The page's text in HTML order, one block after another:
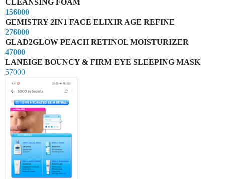
CLEANSING FOAM
156000
GEMISTRY 2IN1 FACE ELIXIR AGE REFINE
276000
GLAD2GLOW PEACH RETINOL MOISTURIZER
47000
LANEIGE BOUNCY & FIRM EYE SLEEPING MASK
57000